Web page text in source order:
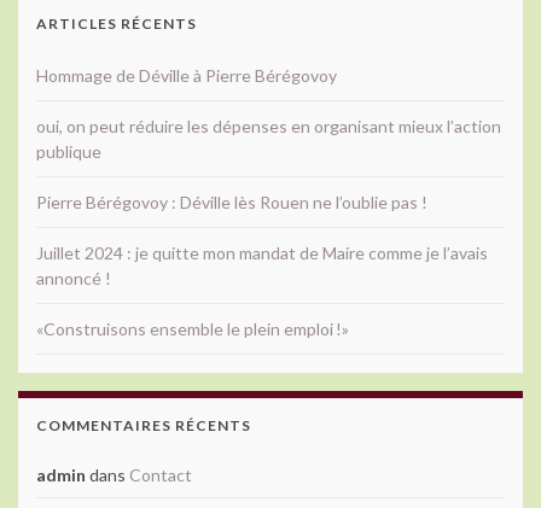
ARTICLES RÉCENTS
Hommage de Déville à Pierre Bérégovoy
oui, on peut réduire les dépenses en organisant mieux l’action
publique
Pierre Bérégovoy : Déville lès Rouen ne l’oublie pas !
Juillet 2024 : je quitte mon mandat de Maire comme je l’avais
annoncé !
«Construisons ensemble le plein emploi !»
COMMENTAIRES RÉCENTS
admin dans Contact